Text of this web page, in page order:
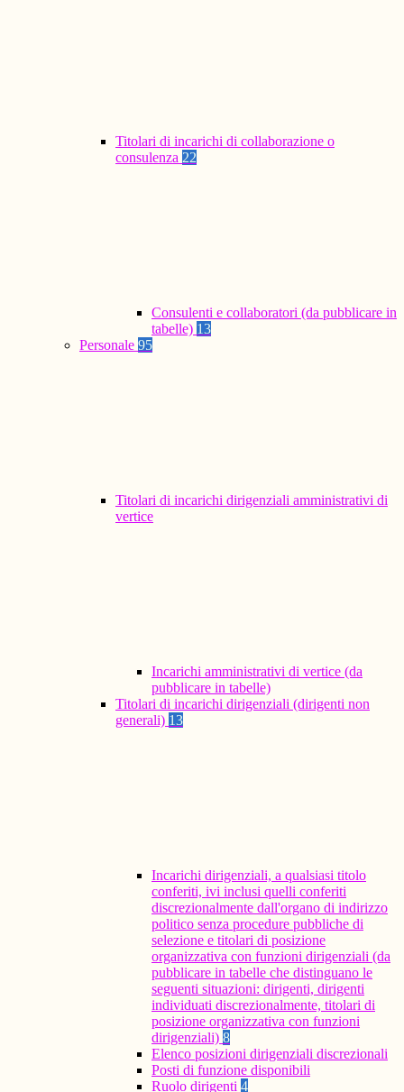
Titolari di incarichi di collaborazione o
consulenza 22
Consulenti e collaboratori (da pubblicare in
tabelle) 13
Personale 95
Titolari di incarichi dirigenziali amministrativi di
vertice
Incarichi amministrativi di vertice (da
pubblicare in tabelle)
Titolari di incarichi dirigenziali (dirigenti non
generali) 13
Incarichi dirigenziali, a qualsiasi titolo
conferiti, ivi inclusi quelli conferiti
discrezionalmente dall'organo di indirizzo
politico senza procedure pubbliche di
selezione e titolari di posizione
organizzativa con funzioni dirigenziali (da
pubblicare in tabelle che distinguano le
seguenti situazioni: dirigenti, dirigenti
individuati discrezionalmente, titolari di
posizione organizzativa con funzioni
dirigenziali) 8
Elenco posizioni dirigenziali discrezionali
Posti di funzione disponibili
Ruolo dirigenti 4